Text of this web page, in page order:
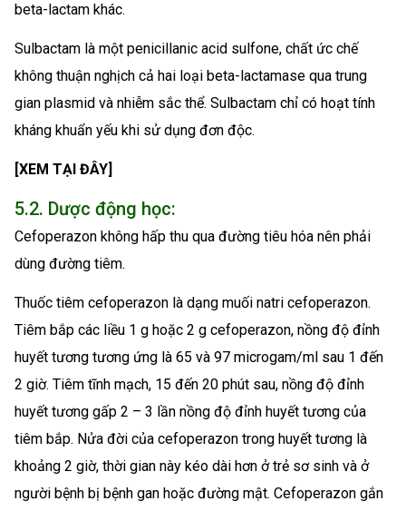
beta-lactam khác.
Sulbactam là một penicillanic acid sulfone, chất ức chế
không thuận nghịch cả hai loại beta-lactamase qua trung
gian plasmid và nhiễm sắc thể. Sulbactam chỉ có hoạt tính
kháng khuẩn yếu khi sử dụng đơn độc.
[XEM TẠI ĐÂY]
5.2. Dược động học:
Cefoperazon không hấp thu qua đường tiêu hóa nên phải
dùng đường tiêm.
Thuốc tiêm cefoperazon là dạng muối natri cefoperazon.
Tiêm bắp các liều 1 g hoặc 2 g cefoperazon, nồng độ đỉnh
huyết tương tương ứng là 65 và 97 microgam/ml sau 1 đến
2 giờ. Tiêm tĩnh mạch, 15 đến 20 phút sau, nồng độ đỉnh
huyết tương gấp 2 – 3 lần nồng độ đỉnh huyết tương của
tiêm bắp. Nửa đời của cefoperazon trong huyết tương là
khoảng 2 giờ, thời gian này kéo dài hơn ở trẻ sơ sinh và ở
người bệnh bị bệnh gan hoặc đường mật. Cefoperazon gắn